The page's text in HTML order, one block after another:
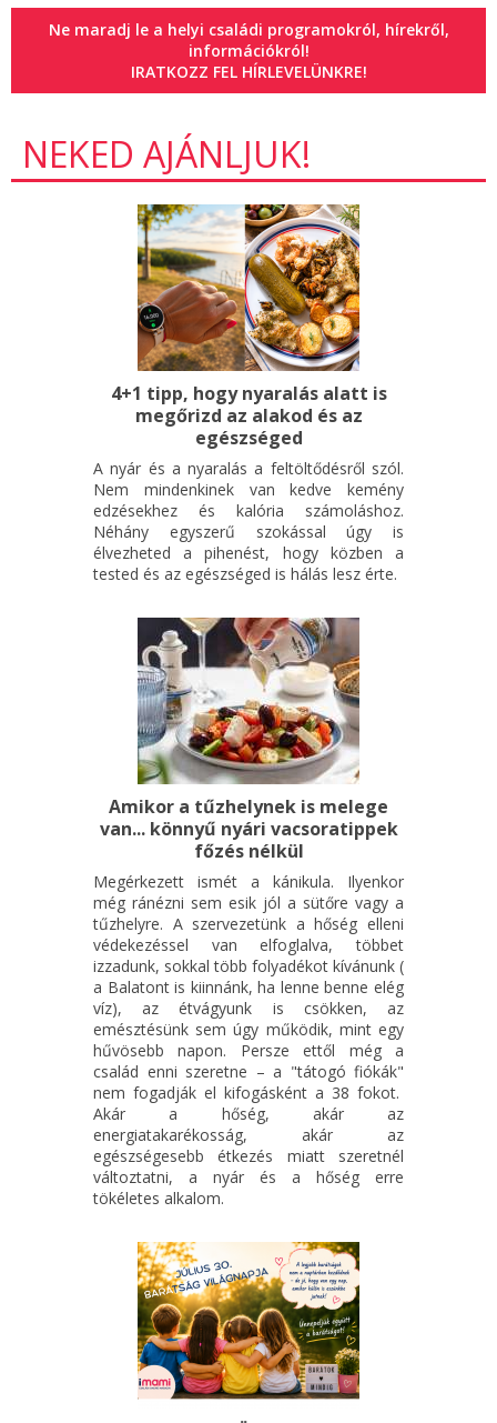
Ne maradj le a helyi családi programokról, hírekről,
információkról!
IRATKOZZ FEL HÍRLEVELÜNKRE!
NEKED AJÁNLJUK!
4+1 tipp, hogy nyaralás alatt is
megőrizd az alakod és az
egészséged
A nyár és a nyaralás a feltöltődésről szól.
Nem mindenkinek van kedve kemény
edzésekhez és kalória számoláshoz.
Néhány egyszerű szokással úgy is
élvezheted a pihenést, hogy közben a
tested és az egészséged is hálás lesz érte.
Amikor a tűzhelynek is melege
van... könnyű nyári vacsoratippek
főzés nélkül
Megérkezett ismét a kánikula. Ilyenkor
még ránézni sem esik jól a sütőre vagy a
tűzhelyre. A szervezetünk a hőség elleni
védekezéssel van elfoglalva, többet
izzadunk, sokkal több folyadékot kívánunk (
a Balatont is kiinnánk, ha lenne benne elég
víz), az étvágyunk is csökken, az
emésztésünk sem úgy működik, mint egy
hűvösebb napon. Persze ettől még a
család enni szeretne – a "tátogó fiókák"
nem fogadják el kifogásként a 38 fokot.
Akár a hőség, akár az
energiatakarékosság, akár az
egészségesebb étkezés miatt szeretnél
változtatni, a nyár és a hőség erre
tökéletes alkalom.